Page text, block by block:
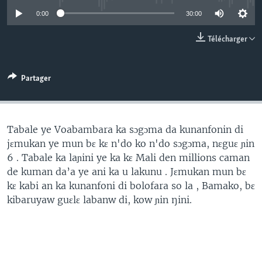
0:00 30:00
Télécharger
Partager
Tabale ye Voabambara ka sɔgɔma da kunanfonin di
jɛmukan ye mun bɛ kɛ n'do ko n'do sɔgɔma, nɛguɛ ɲin
6 . Tabale ka laɲini ye ka kɛ Mali den millions caman
de kuman da’a ye ani ka u lakunu . Jɛmukan mun bɛ
kɛ kabi an ka kunanfoni di bolofara so la , Bamako, bɛ
kibaruyaw guɛlɛ labanw di, kow ɲin ŋini.